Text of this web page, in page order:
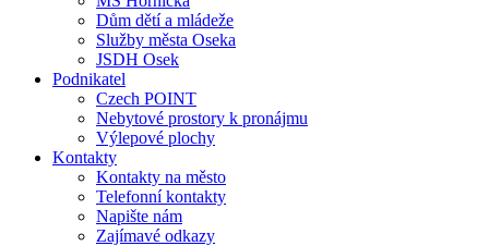
Dům dětí a mládeže
Služby města Oseka
JSDH Osek
Podnikatel
Czech POINT
Nebytové prostory k pronájmu
Výlepové plochy
Kontakty
Kontakty na město
Telefonní kontakty
Napište nám
Zajímavé odkazy